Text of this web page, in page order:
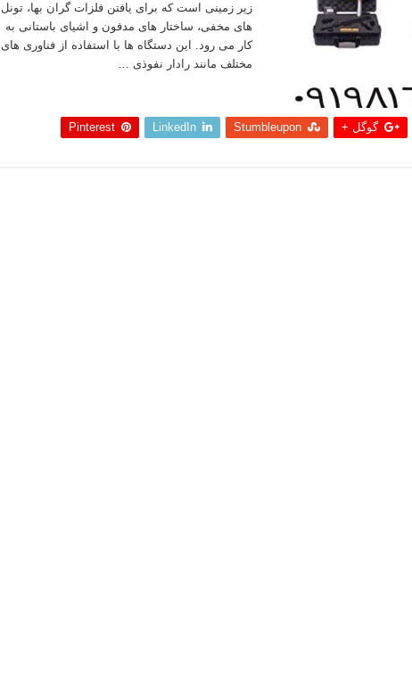
زیر زمینی است که برای یافتن فلزات گران‌ بها، تونل‌
های مخفی، ساختار های مدفون و اشیای باستانی به
کار می‌ رود. این دستگاه‌ ها با استفاده از فناوری‌ های
مختلف مانند رادار نفوذی …
گوگل + Stumbleupon
LinkedIn
Pinterest